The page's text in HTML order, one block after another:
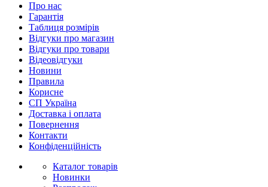
Про нас
Гарантія
Таблиця розмірів
Відгуки про магазин
Відгуки про товари
Відеовідгуки
Новини
Правила
Корисне
СП Україна
Доставка і оплата
Повернення
Контакти
Конфіденційність
Каталог товарів
Новинки